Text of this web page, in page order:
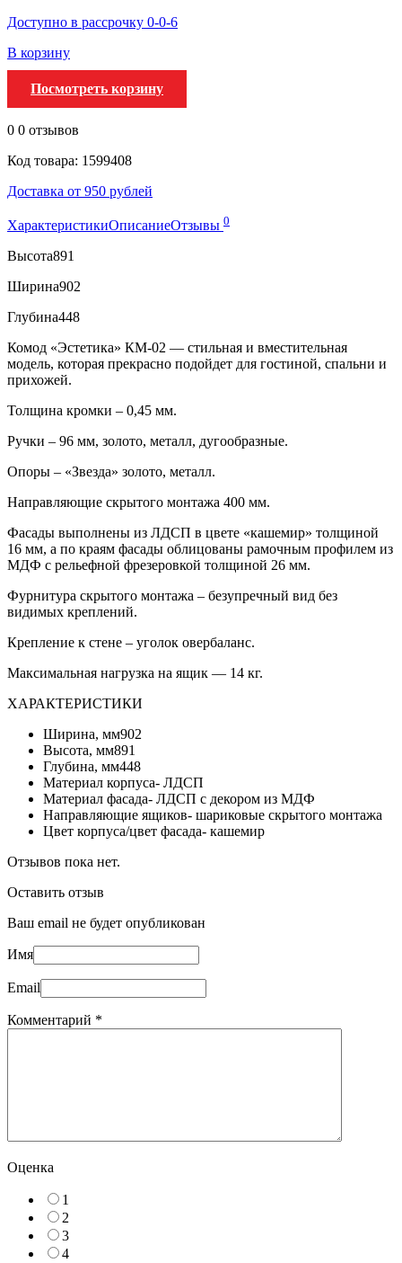
Доступно в рассрочку 0-0-6
В корзину
Посмотреть корзину
0 0 отзывов
Код товара: 1599408
Доставка от 950 рублей
ХарактеристикиОписаниеОтзывы 0
Высота891
Ширина902
Глубина448
Комод «Эстетика» КМ-02 — стильная и вместительная
модель, которая прекрасно подойдет для гостиной, спальни и
прихожей.
Толщина кромки – 0,45 мм.
Ручки – 96 мм, золото, металл, дугообразные.
Опоры – «Звезда» золото, металл.
Направляющие скрытого монтажа 400 мм.
Фасады выполнены из ЛДСП в цвете «кашемир» толщиной
16 мм, а по краям фасады облицованы рамочным профилем из
МДФ с рельефной фрезеровкой толщиной 26 мм.
Фурнитура скрытого монтажа – безупречный вид без
видимых креплений.
Крепление к стене – уголок овербаланс.
Максимальная нагрузка на ящик — 14 кг.
ХАРАКТЕРИСТИКИ
Ширина, мм902
Высота, мм891
Глубина, мм448
Материал корпуса- ЛДСП
Материал фасада- ЛДСП с декором из МДФ
Направляющие ящиков- шариковые скрытого монтажа
Цвет корпуса/цвет фасада- кашемир
Отзывов пока нет.
Оставить отзыв
Ваш email не будет опубликован
Имя
Email
Комментарий *
Оценка
1
2
3
4